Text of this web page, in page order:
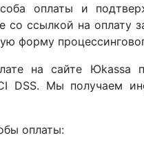
оплаты и
со ссылкой на оплату
форму
на сайте Юkassa
DSS. Мы получаем
оплаты: